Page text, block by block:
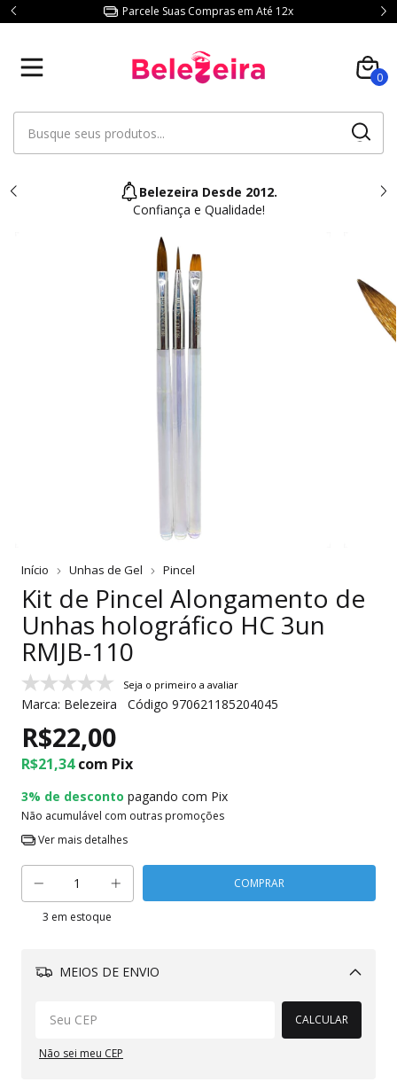
Parcele Suas Compras em Até 12x
0
Belezeira Desde 2012.
Confiança e Qualidade!
Início Unhas de Gel Pincel
Kit de Pincel Alongamento de
Unhas holográfico HC 3un
RMJB-110
Seja o primeiro a avaliar
Marca: Belezeira Código 970621185204045
R$22,00
R$21,34com Pix
3% de desconto pagando com Pix
Não acumulável com outras promoções
Ver mais detalhes
3 em estoque
MEIOS DE ENVIO
Alterar CEP
CALCULAR
Não sei meu CEP